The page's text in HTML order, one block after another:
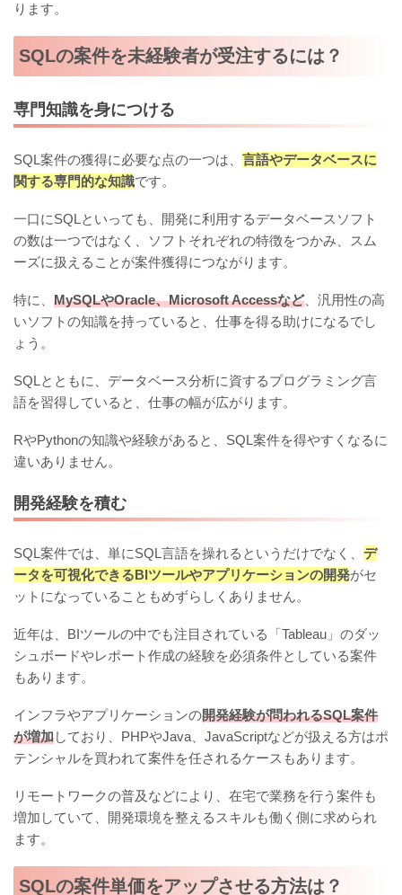
ります。
SQLの案件を未経験者が受注するには？
専門知識を身につける
SQL案件の獲得に必要な点の一つは、 言語やデータベースに
関する専門的な知識です。
一口にSQLといっても、開発に利用するデータベースソフト
の数は一つではなく、ソフトそれぞれの特徴をつかみ、スム
ーズに扱えることが案件獲得につながります。
特に、 MySQLやOracle、Microsoft Accessなど、汎用性の高
いソフトの知識を持っていると、仕事を得る助けになるでし
ょう。
SQLとともに、データベース分析に資するプログラミング言
語を習得していると、仕事の幅が広がります。
RやPythonの知識や経験があると、SQL案件を得やすくなるに
違いありません。
開発経験を積む
SQL案件では、単にSQL言語を操れるというだけでなく、 デ
ータを可視化できるBIツールやアプリケーションの開発がセ
ットになっていることもめずらしくありません。
近年は、BIツールの中でも注目されている「Tableau」のダッ
シュボードやレポート作成の経験を必須条件としている案件
もあります。
インフラやアプリケーションの開発経験が問われるSQL案件
が増加しており、PHPやJava、JavaScriptなどが扱える方はポ
テンシャルを買われて案件を任されるケースもあります。
リモートワークの普及などにより、在宅で業務を行う案件も
増加していて、開発環境を整えるスキルも働く側に求められ
ます。
SQLの案件単価をアップさせる方法は？